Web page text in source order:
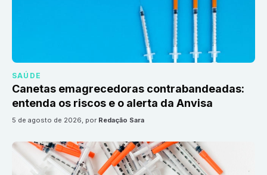
SAÚDE
Canetas emagrecedoras contrabandeadas:
entenda os riscos e o alerta da Anvisa
5 de agosto de 2026, por Redação Sara